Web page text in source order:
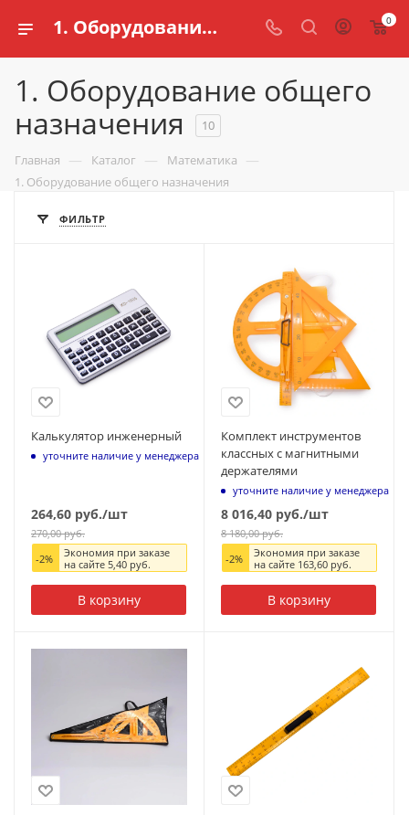
1. Оборудование общего назначения для школ и обучения детей 0
1. Оборудование общего
назначения
10
Главная — Каталог — Математика —
1. Оборудование общего назначения
ФИЛЬТР
Калькулятор инженерный
уточните наличие у менеджера
264,60 руб./шт
270,00руб.
-2%
Экономия при заказе
на сайте 5,40руб.
В корзину
Комплект инструментов
классных с магнитными
держателями
уточните наличие у менеджера
8 016,40 руб./шт
8 180,00руб.
-2%
Экономия при заказе
на сайте 163,60руб.
В корзину